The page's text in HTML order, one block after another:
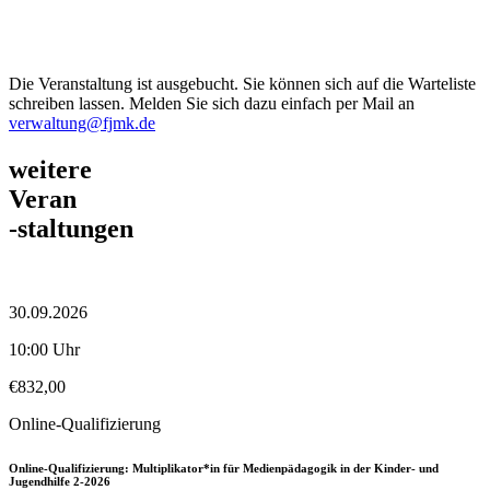
Die Veranstaltung ist ausgebucht. Sie können sich auf die Warteliste
schreiben lassen. Melden Sie sich dazu einfach per Mail an
verwaltung@fjmk.de
weitere
Veran
-staltungen
30.09.2026
10:00 Uhr
€832,00
Online-Qualifizierung
Online-Qualifizierung: Multiplikator*in für Medienpädagogik in der Kinder- und
Jugendhilfe 2-2026